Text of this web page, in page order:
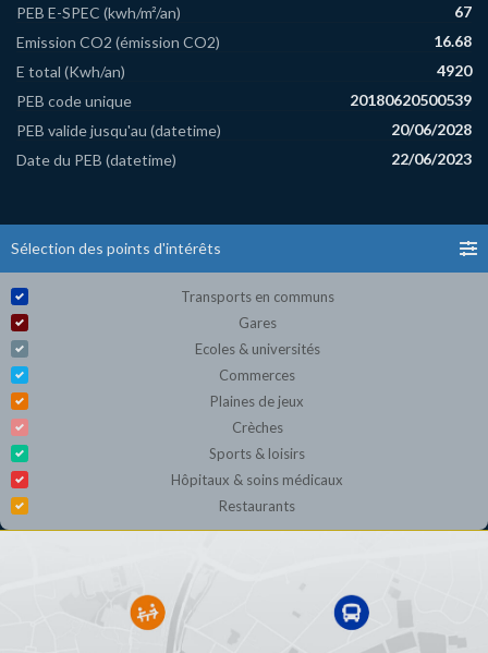
PEB E-SPEC (kwh/m²/an)
67
Emission CO2 (émission CO2)
16.68
E total (Kwh/an)
4920
PEB code unique
20180620500539
PEB valide jusqu'au (datetime)
20/06/2028
Date du PEB (datetime)
22/06/2023
Sélection des points d'intérêts
Transports en communs
Gares
Ecoles & universités
Commerces
Plaines de jeux
Crèches
Sports & loisirs
Hôpitaux & soins médicaux
Restaurants